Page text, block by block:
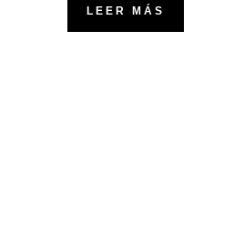
LEER MÁS